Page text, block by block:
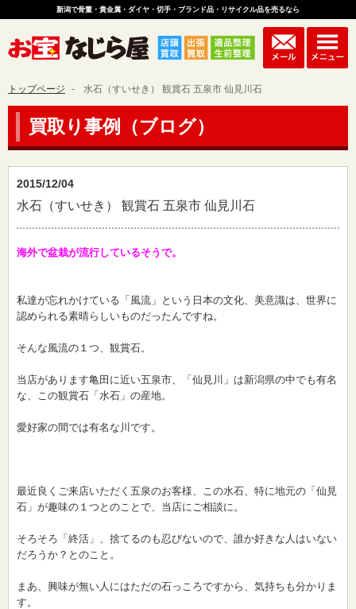
新潟で骨董・貴金属・ダイヤ・切手・ブランド品・リサイクル品を売るなら
トップページ 水石（すいせき） 観賞石 五泉市 仙見川石
買取り事例（ブログ）
2015/12/04
水石（すいせき） 観賞石 五泉市 仙見川石
海外で盆栽が流行しているそうで。
私達が忘れかけている「風流」という日本の文化、美意識は、世界に
認められる素晴らしいものだったんですね。
そんな風流の１つ、観賞石。
当店があります亀田に近い五泉市、「仙見川」は新潟県の中でも有名
な、この観賞石「水石」の産地。
愛好家の間では有名な川です。
最近良くご来店いただく五泉のお客様、この水石、特に地元の「仙見
石」が趣味の１つとのことで、当店にご相談に。
そろそろ「終活」、捨てるのも忍びないので、誰か好きな人はいない
だろうか？とのこと。
まあ、興味が無い人にはただの石っころですから、気持ちも分かりま
す。